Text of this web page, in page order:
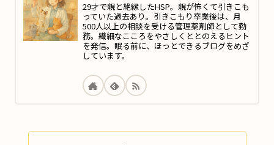
29才で親と絶縁したHSP。親が怖くて引きこも
っていた過去あり。引きこもり卒業後は、月
500人以上の相談を受ける管理薬剤師として勤
務。繊細なこころをやさしくととのえるヒント
を発信。眠る前に、ほっとできるブログをめざ
しています。